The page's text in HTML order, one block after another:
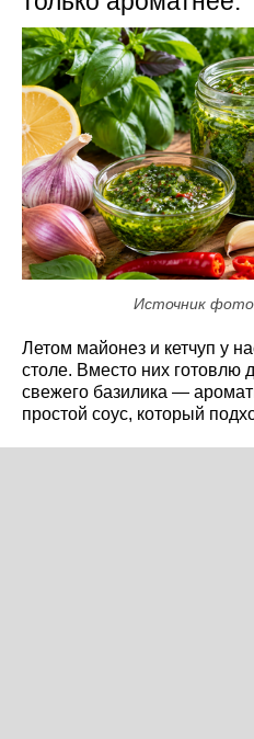
Источник
Летом майонез и кетчуп у
столе. Вместо них готовлю
свежего базилика —
простой соус, который